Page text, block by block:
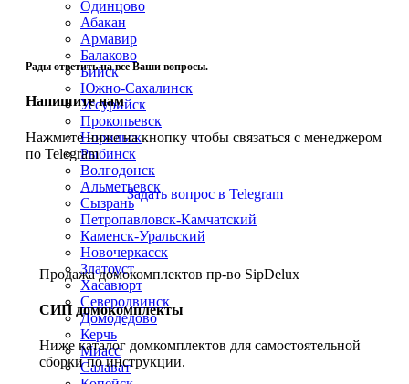
Одинцово
Абакан
Армавир
Балаково
Бийск
Южно-Сахалинск
Уссурийск
Прокопьевск
Норильск
Рыбинск
Волгодонск
Альметьевск
Сызрань
Петропавловск-Камчатский
Каменск-Уральский
Новочеркасск
Златоуст
Хасавюрт
Северодвинск
Домодедово
Керчь
Миасс
Салават
Рады ответить на все Ваши вопросы.
Напишите нам
Нажмите ниже на кнопку чтобы связаться с менеджером
по Telegram
Задать вопрос в Telegram
Продажа домокомплектов пр-во SipDelux
СИП домокомплекты
Ниже каталог домкомплектов для самостоятельной
сборки по инструкции.